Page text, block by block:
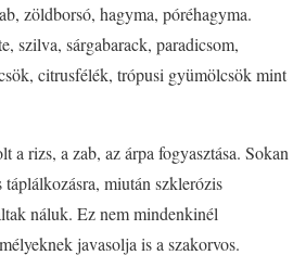
zöldborsó, hagyma, póréhagyma.
szilva, sárgabarack, paradicsom,
citrusfélék, trópusi gyümölcsök mint
a rizs, a zab, az árpa fogyasztása. Sokan
táplálkozásra, miután szklerózis
náluk. Ez nem mindenkinél
javasolja is a szakorvos.